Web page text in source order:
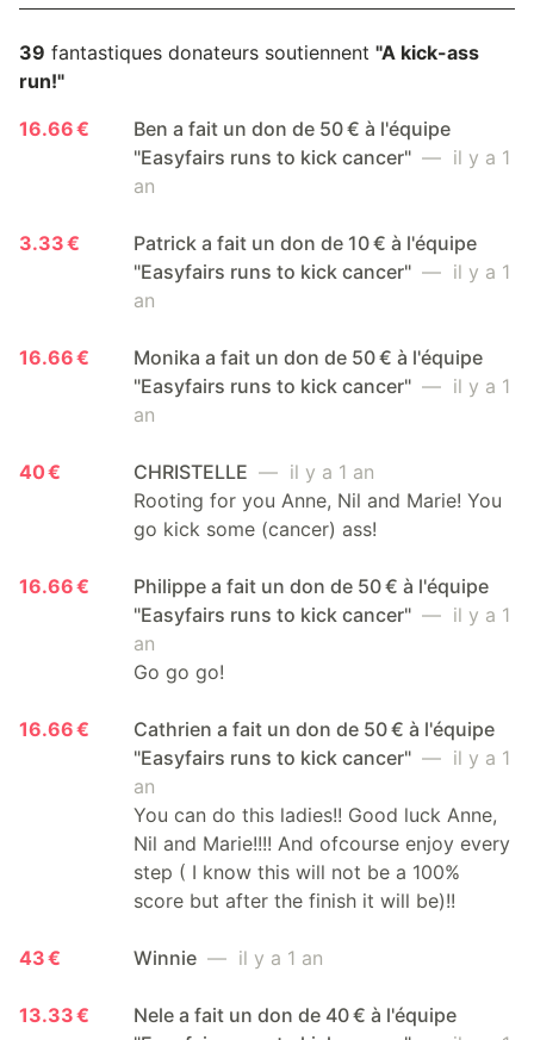
39 fantastiques donateurs soutiennent "A kick-ass
run!"
16.66 €
Ben a fait un don de 50 € à l'équipe
"Easyfairs runs to kick cancer" — il y a 1
an
3.33 €
Patrick a fait un don de 10 € à l'équipe
"Easyfairs runs to kick cancer" — il y a 1
an
16.66 €
Monika a fait un don de 50 € à l'équipe
"Easyfairs runs to kick cancer" — il y a 1
an
40 € CHRISTELLE — il y a 1 an
Rooting for you Anne, Nil and Marie! You
go kick some (cancer) ass!
16.66 €
Philippe a fait un don de 50 € à l'équipe
"Easyfairs runs to kick cancer" — il y a 1
an
Go go go!
16.66 €
Cathrien a fait un don de 50 € à l'équipe
"Easyfairs runs to kick cancer" — il y a 1
an
You can do this ladies!! Good luck Anne,
Nil and Marie!!!! And ofcourse enjoy every
step ( I know this will not be a 100%
score but after the finish it will be)!!
43 € Winnie — il y a 1 an
13.33 €
Nele a fait un don de 40 € à l'équipe